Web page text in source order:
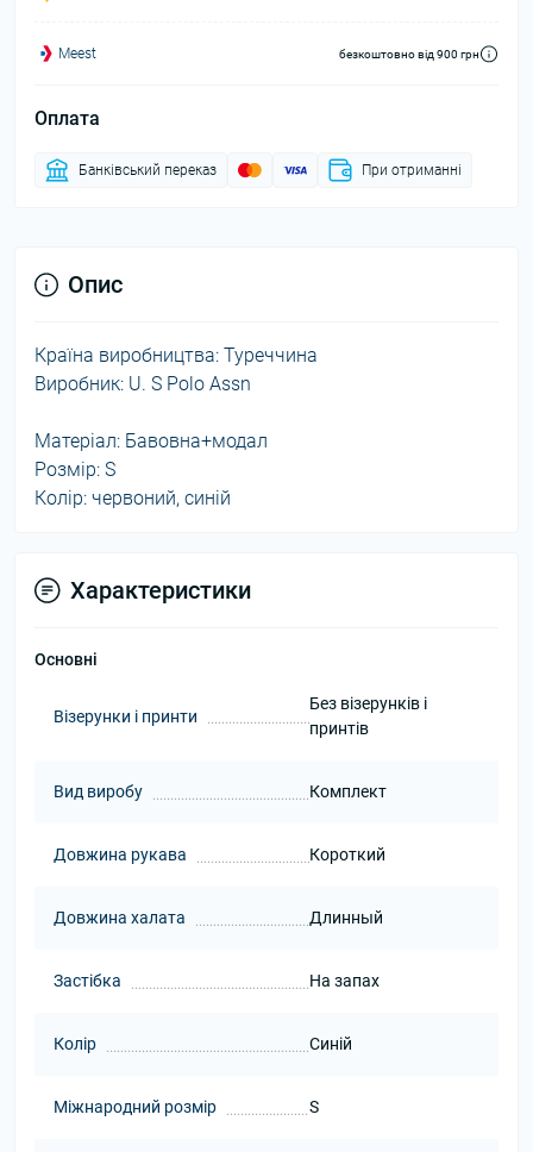
Meest безкоштовно від 900 грн
Оплата
Банківський переказ При отриманні
Опис
Країна виробництва: Туреччина
Виробник: U. S Polo Assn
Матеріал: Бавовна+модал
Розмір: S
Колір: червоний, синій
Характеристики
Основні
Візерунки і принти
Без візерунків і
принтів
Вид виробу Комплект
Довжина рукава Короткий
Довжина халата Длинный
Застібка На запах
Колір Синій
Міжнародний розмір S